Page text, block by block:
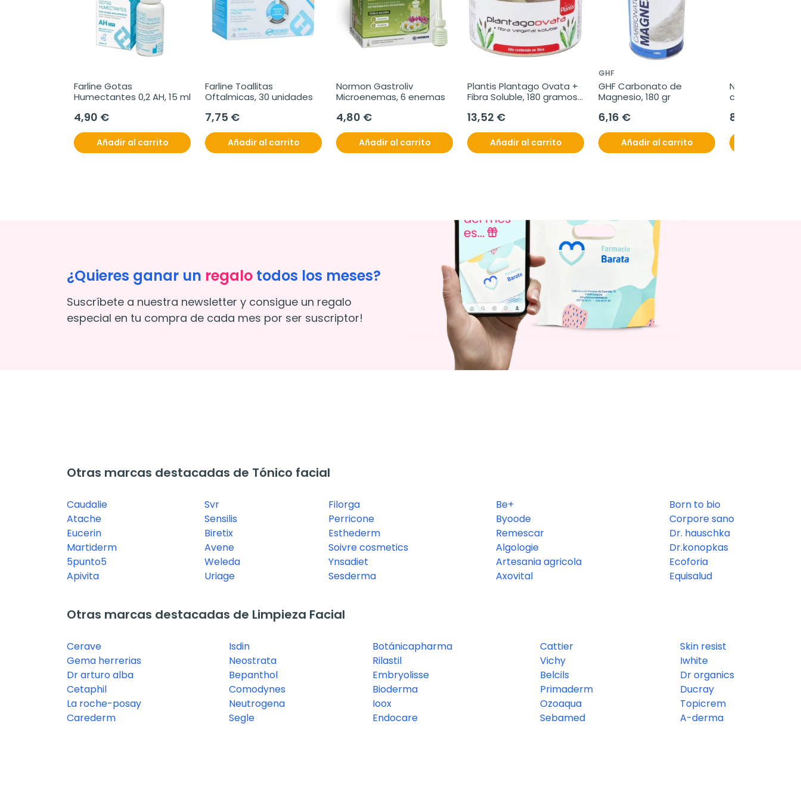
Farline Gotas
Humectantes 0,2 AH, 15 ml
4,90 €
Añadir al carrito
Farline Toallitas
Oftalmicas, 30 unidades
7,75 €
Añadir al carrito
Normon Gastroliv
Microenemas, 6 enemas
4,80 €
Añadir al carrito
Plantis Plantago Ovata +
Fibra Soluble, 180 gramos,
13,52 €
Añadir al carrito
GHF
GHF Carbonato de
Magnesio, 180 gr
6,16 €
Añadir al carrito
Nutri-dx
cápsulas
8,86 €
¿Quieres ganar un regalo todos los meses?
Suscríbete a nuestra newsletter y consigue un regalo
especial en tu compra de cada mes por ser suscriptor!
Otras marcas destacadas de Tónico facial
Caudalie
Atache
Eucerin
Martiderm
5punto5
Apivita
Svr
Sensilis
Biretix
Avene
Weleda
Uriage
Filorga
Perricone
Esthederm
Soivre cosmetics
Ynsadiet
Sesderma
Be+
Byoode
Remescar
Algologie
Artesania agricola
Axovital
Born to bio
Corpore sano
Dr. hauschka
Dr.konopkas
Ecoforia
Equisalud
Otras marcas destacadas de Limpieza Facial
Cerave
Gema herrerias
Dr arturo alba
Cetaphil
La roche-posay
Carederm
Isdin
Neostrata
Bepanthol
Comodynes
Neutrogena
Segle
Botánicapharma
Rilastil
Embryolisse
Bioderma
Ioox
Endocare
Cattier
Vichy
Belcils
Primaderm
Ozoaqua
Sebamed
Skin resist
Iwhite
Dr organics
Ducray
Topicrem
A-derma